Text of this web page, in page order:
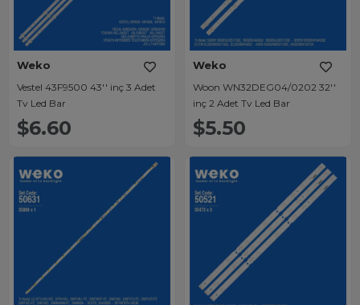
Weko
Vestel 43F9500 43'' inç 3 Adet
Tv Led Bar
$6.60
Weko
Woon WN32DEG04/0202 32''
inç 2 Adet Tv Led Bar
$5.50